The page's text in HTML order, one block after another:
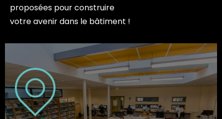
proposées pour construire
votre avenir dans le bâtiment !